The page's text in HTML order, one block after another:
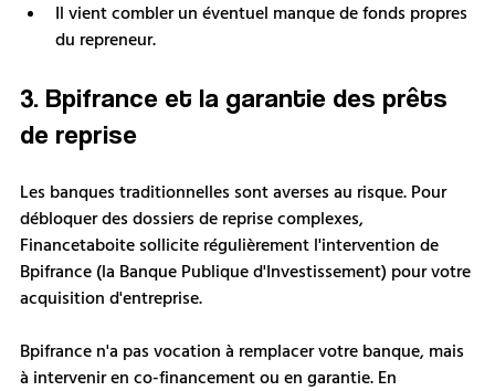
Il vient combler un éventuel manque de fonds propres
du repreneur.
3. Bpifrance et la garantie des prêts
de reprise
Les banques traditionnelles sont averses au risque. Pour
débloquer des dossiers de reprise complexes,
Financetaboite sollicite régulièrement l'intervention de
Bpifrance (la Banque Publique d'Investissement) pour votre
acquisition d'entreprise.
Bpifrance n'a pas vocation à remplacer votre banque, mais
à intervenir en co-financement ou en garantie. En